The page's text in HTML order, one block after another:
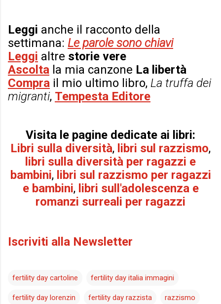
Leggi anche il racconto della
settimana: Le parole sono chiavi
Leggi altre storie vere
Ascolta la mia canzone La libertà
Compra il mio ultimo libro, La truffa dei
migranti, Tempesta Editore
Visita le pagine dedicate ai libri:
Libri sulla diversità, libri sul razzismo,
libri sulla diversità per ragazzi e
bambini, libri sul razzismo per ragazzi
e bambini, libri sull'adolescenza e
romanzi surreali per ragazzi
Iscriviti alla Newsletter
fertility day cartoline fertility day italia immagini
fertility day lorenzin fertility day razzista razzismo